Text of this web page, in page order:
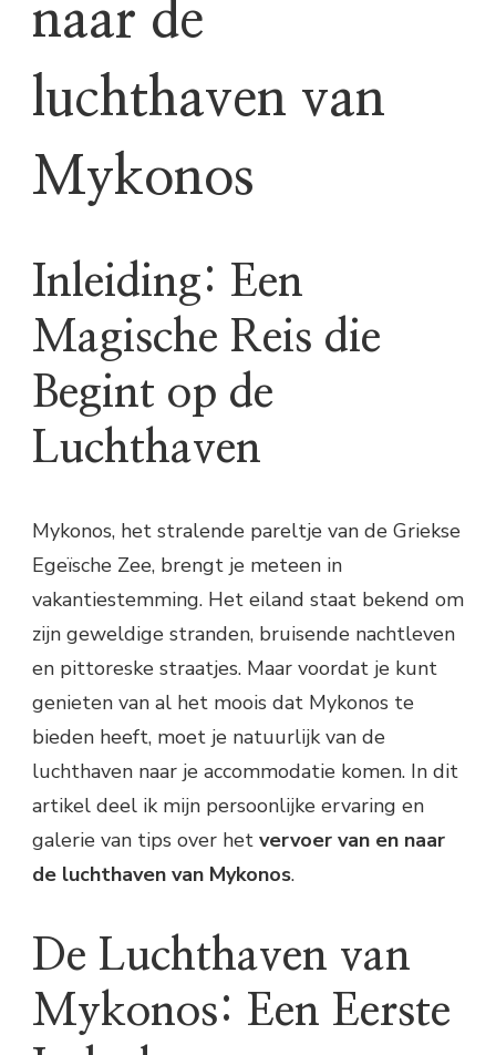
naar de
luchthaven van
Mykonos
Inleiding: Een
Magische Reis die
Begint op de
Luchthaven
Mykonos, het stralende pareltje van de Griekse
Egeïsche Zee, brengt je meteen in
vakantiestemming. Het eiland staat bekend om
zijn geweldige stranden, bruisende nachtleven
en pittoreske straatjes. Maar voordat je kunt
genieten van al het moois dat Mykonos te
bieden heeft, moet je natuurlijk van de
luchthaven naar je accommodatie komen. In dit
artikel deel ik mijn persoonlijke ervaring en
galerie van tips over het vervoer van en naar
de luchthaven van Mykonos.
De Luchthaven van
Mykonos: Een Eerste